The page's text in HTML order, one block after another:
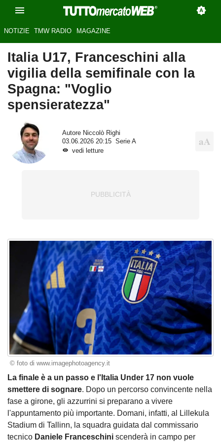
NOTIZIE TMW RADIO MAGAZINE
Italia U17, Franceschini alla
vigilia della semifinale con la
Spagna: "Voglio
spensieratezza"
Autore Niccolò Righi
03.06.2026 20:15
Serie A
vedi letture
© foto di www.imagephotoagency.it
La finale è a un passo e l'Italia Under 17 non vuole
smettere di sognare. Dopo un percorso convincente nella
fase a girone, gli azzurrini si preparano a vivere
l'appuntamento più importante. Domani, infatti, al Lillekula
Stadium di Tallinn, la squadra guidata dal commissario
tecnico Daniele Franceschini scenderà in campo per